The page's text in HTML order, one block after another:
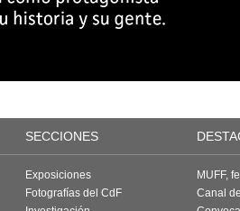
SECCIONES
Exposiciones
Fotografías del CdF
MUFF,
Canal